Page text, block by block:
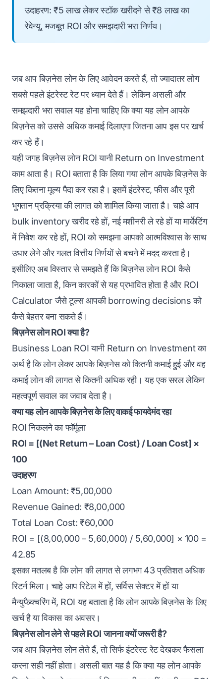
उदाहरण: ₹5 लाख लेकरस्टॉकखरीदने से ₹8 लाख का
रेवेन्यू, मजबूत ROI और समझदारी भरा निर्णय।
जब आप बिज़नेस लोन के लिए आवेदन करते हैं, तो ज्यादातर लोग
सबसे पहले इंटरेस्ट रेट पर ध्यान देते हैं। लेकिन असली और
समझदारी भरा सवाल यह होना चाहिए कि क्या यह लोन आपके
बिज़नेस को उससे अधिक कमाई दिलाएगा जितना आप इस पर खर्च
कर रहे हैं।
यही जगह बिज़नेस लोन ROI यानी Return on Investment
काम आता है। ROI बताता है कि लिया गया लोन आपके बिज़नेस के
लिए कितना मूल्य पैदा कर रहा है। इसमें इंटरेस्ट, फीस और पूरी
भुगतान प्रक्रिया की लागत को शामिल किया जाता है। चाहे आप
bulk inventory खरीद रहे हों, नई मशीनरी ले रहे हों या मार्केटिंग
में निवेश कर रहे हों, ROI को समझना आपको आत्मविश्वास के साथ
उधार लेने और गलत वित्तीय निर्णयों से बचने में मदद करता है।
इसीलिए अब विस्तार से समझते हैं कि बिज़नेस लोन ROI कैसे
निकाला जाता है, किन कारकों से यह प्रभावित होता है और ROI
Calculatorजैसे टूल्स आपकी borrowing decisions को
कैसे बेहतर बना सकते हैं।
बिज़नेस लोन ROI क्या है?
Business Loan ROI यानी Return on Investment का
अर्थ है कि लोन लेकर आपके बिज़नेस को कितनी कमाई हुई और वह
कमाई लोन की लागत से कितनी अधिक रही। यह एक सरल लेकिन
महत्वपूर्ण सवाल का जवाब देता है।
क्या यह लोन आपके बिज़नेस के लिए वाकई फायदेमंद रहा
ROI निकलने का फॉर्मूला
ROI = [(Net Return – Loan Cost) / Loan Cost] ×
100
उदाहरण
Loan Amount: ₹5,00,000
Revenue Gained: ₹8,00,000
Total Loan Cost: ₹60,000
ROI = [(8,00,000 – 5,60,000) / 5,60,000] × 100 =
42.85
इसका मतलब है कि लोन की लागत से लगभग 43 प्रतिशत अधिक
रिटर्न मिला। चाहे आप रिटेल में हों, सर्विस सेक्टर में हों या
मैन्युफैक्चरिंग में, ROI यह बताता है कि लोन आपके बिज़नेस के लिए
खर्च है या विकास का अवसर।
बिज़नेस लोन लेने से पहले ROI जानना क्यों जरूरी है?
जब आपबिज़नेस लोनलेते हैं, तो सिर्फ इंटरेस्ट रेट देखकर फैसला
करना सही नहीं होता। असली बात यह है कि क्या यह लोन आपके